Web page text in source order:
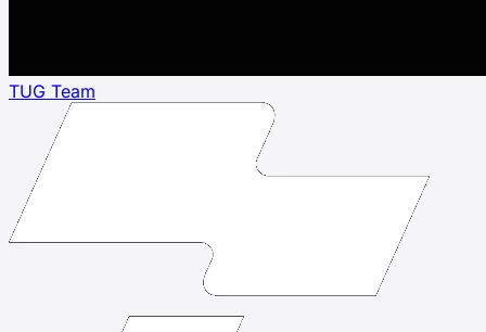
TUG Team